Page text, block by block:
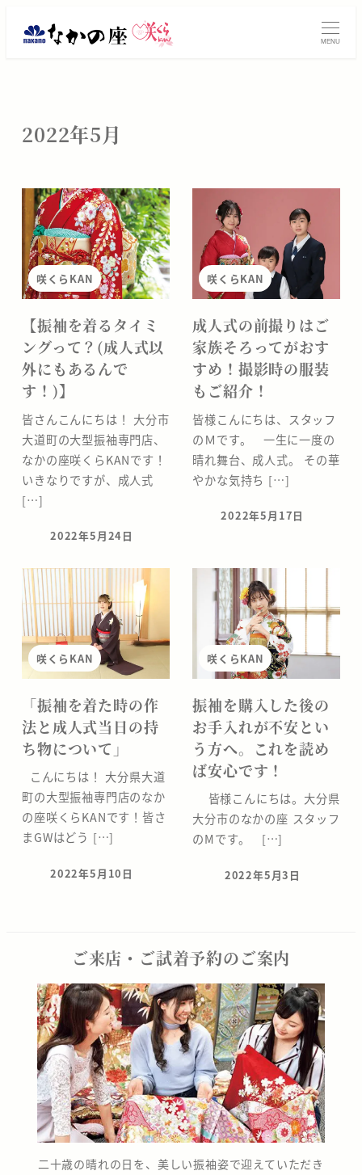
MENU
2022年5月
咲くらKAN
【振袖を着るタイミ
ングって？(成人式以
外にもあるんで
す！)】
皆さんこんにちは！ 大分市
大道町の大型振袖専門店、
なかの座咲くらKANです！
いきなりですが、成人式
[…]
投稿日
2022年5月24日
咲くらKAN
成人式の前撮りはご
家族そろってがおす
すめ！撮影時の服装
もご紹介！
皆様こんにちは、スタッフ
のＭです。 一生に一度の
晴れ舞台、成人式。 その華
やかな気持ち […]
投稿日
2022年5月17日
咲くらKAN
「振袖を着た時の作
法と成人式当日の持
ち物について」
こんにちは！ 大分県大道
町の大型振袖専門店のなか
の座咲くらKANです！皆さ
まGWはどう […]
投稿日
2022年5月10日
咲くらKAN
振袖を購入した後の
お手入れが不安とい
う方へ。これを読め
ば安心です！
皆様こんにちは。大分県
大分市のなかの座 スタッフ
のMです。 […]
投稿日
2022年5月3日
ご来店・ご試着予約のご案内
二十歳の晴れの日を、美しい振袖姿で迎えていただき